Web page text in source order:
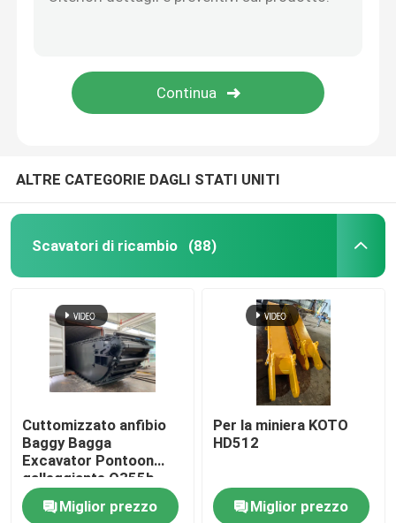
ALTRE CATEGORIE DAGLI STATI UNITI
Scavatori di ricambio (88)
Cuttomizzato anfibio
Baggy Bagga
Excavator Pontoon
galleggiante Q355b
Personalizzato per
escavatore Sy135
Miglior prezzo
Per la miniera KOTO
HD512
Miglior prezzo